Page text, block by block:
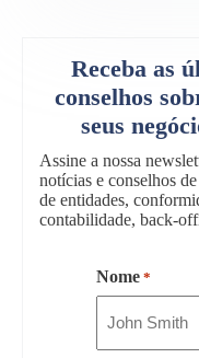
Receba as
conselhos
seus
Assine a nossa
notícias e conselhos
de entidades,
contabilidade, back-
Nome *